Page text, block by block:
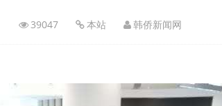
39047 本站 韩侨新闻网